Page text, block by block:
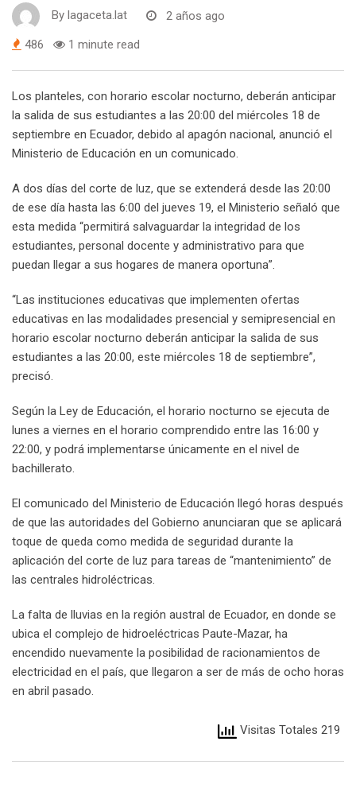
By lagaceta.lat 2 años ago
486 1 minute read
Los planteles, con horario escolar nocturno, deberán anticipar
la salida de sus estudiantes a las 20:00 del miércoles 18 de
septiembre en Ecuador, debido al apagón nacional, anunció el
Ministerio de Educación en un comunicado.
A dos días del corte de luz, que se extenderá desde las 20:00
de ese día hasta las 6:00 del jueves 19, el Ministerio señaló que
esta medida “permitirá salvaguardar la integridad de los
estudiantes, personal docente y administrativo para que
puedan llegar a sus hogares de manera oportuna”.
“Las instituciones educativas que implementen ofertas
educativas en las modalidades presencial y semipresencial en
horario escolar nocturno deberán anticipar la salida de sus
estudiantes a las 20:00, este miércoles 18 de septiembre”,
precisó.
Según la Ley de Educación, el horario nocturno se ejecuta de
lunes a viernes en el horario comprendido entre las 16:00 y
22:00, y podrá implementarse únicamente en el nivel de
bachillerato.
El comunicado del Ministerio de Educación llegó horas después
de que las autoridades del Gobierno anunciaran que se aplicará
toque de queda como medida de seguridad durante la
aplicación del corte de luz para tareas de “mantenimiento” de
las centrales hidroléctricas.
La falta de lluvias en la región austral de Ecuador, en donde se
ubica el complejo de hidroeléctricas Paute-Mazar, ha
encendido nuevamente la posibilidad de racionamientos de
electricidad en el país, que llegaron a ser de más de ocho horas
en abril pasado.
Visitas Totales 219